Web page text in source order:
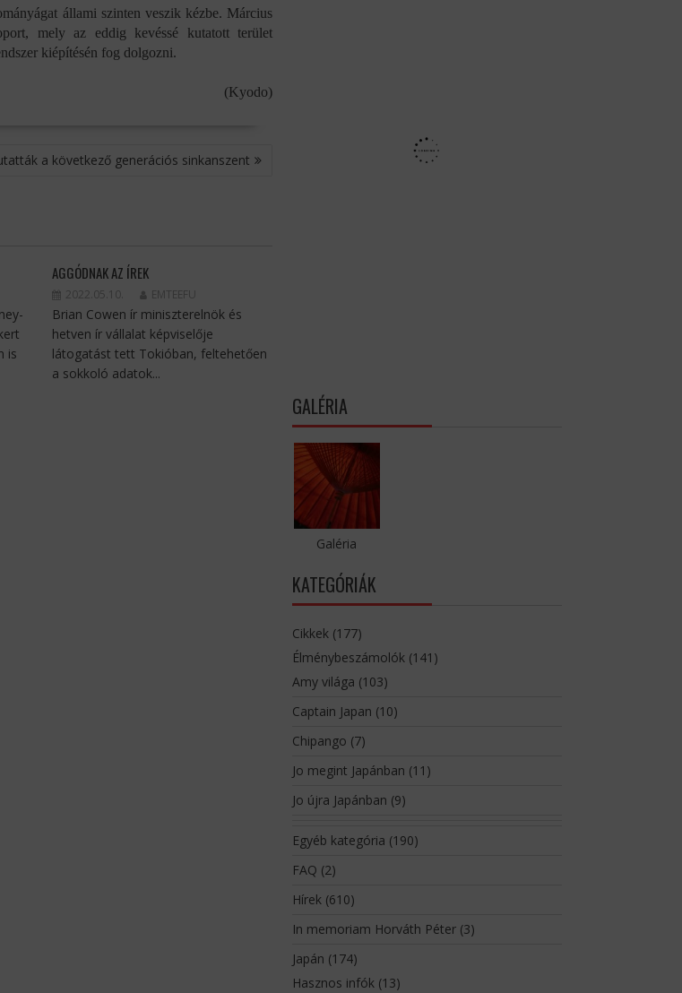
állami szinten veszik kézbe. Március
mely az eddig kevéssé kutatott terület
kiépítésén fog dolgozni.
(Kyodo)
a következő generációs sinkanszent
is
AGGÓDNAK AZ ÍREK
2022.05.10. EMTEEFU
Brian Cowen ír miniszterelnök és
hetven ír vállalat képviselője
látogatást tett Tokióban, feltehetően
a sokkoló adatok...
GALÉRIA
Galéria
KATEGÓRIÁK
Cikkek(177)
Élménybeszámolók(141)
Amy világa (103)
Captain Japan (10)
Chipango (7)
Jo megint Japánban (11)
Jo újra Japánban (9)
Egyéb kategória (190)
FAQ (2)
Hírek(610)
In memoriam Horváth Péter(3)
Japán (174)
Hasznos infók(13)